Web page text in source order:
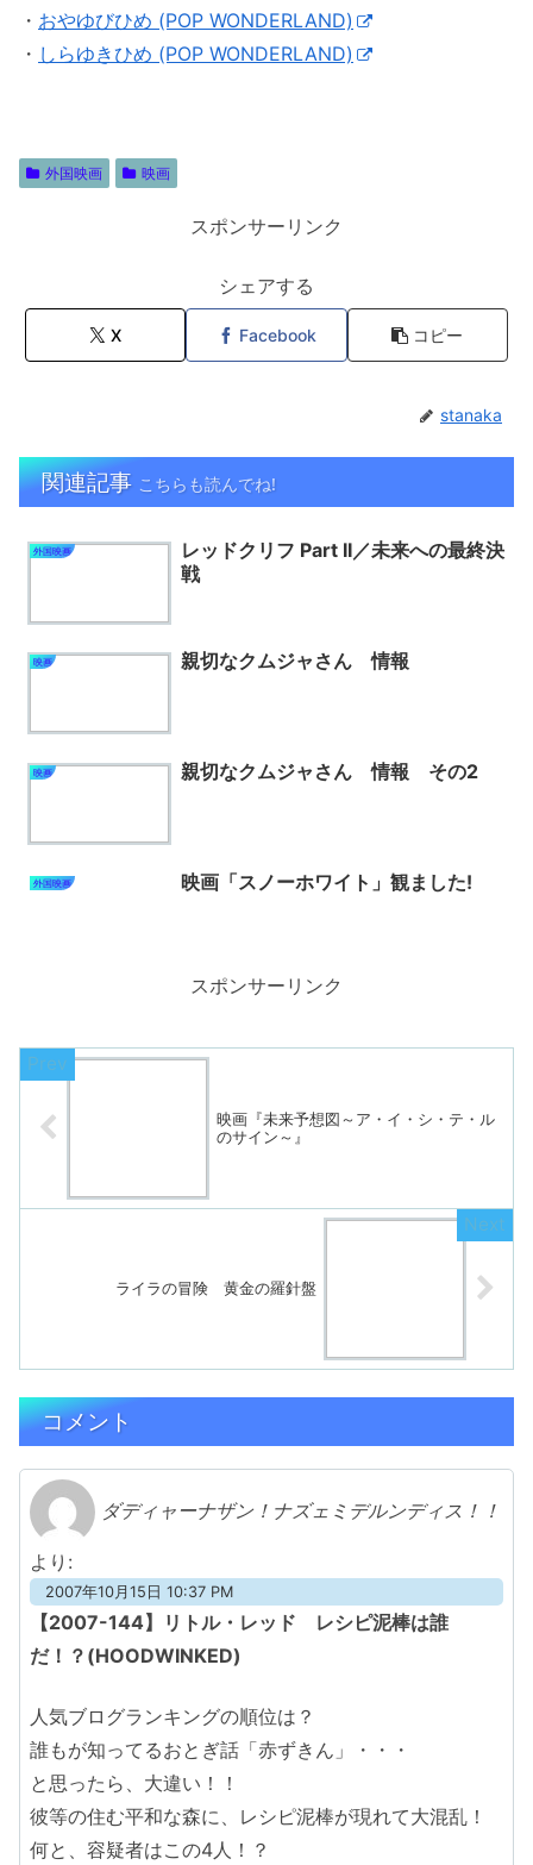
・ おやゆびひめ (POP WONDERLAND)
・ しらゆきひめ (POP WONDERLAND)
外国映画 映画
スポンサーリンク
シェアする
X Facebook コピー
stanaka
関連記事 こちらも読んでね!
外国映画
レッドクリフ Part II／未来への最終決
戦
映画 親切なクムジャさん 情報
映画 親切なクムジャさん 情報 その2
外国映画 映画「スノーホワイト」観ました!
スポンサーリンク
映画『未来予想図～ア・イ・シ・テ・ル
のサイン～』
ライラの冒険 黄金の羅針盤
コメント
ダディャーナザン！ナズェミデルンディス！！
より:
2007年10月15日 10:37 PM
【2007-144】リトル・レッド レシピ泥棒は誰
だ！？(HOODWINKED)
人気ブログランキングの順位は？
誰もが知ってるおとぎ話「赤ずきん」・・・
と思ったら、大違い！！
彼等の住む平和な森に、レシピ泥棒が現れて大混乱！
何と、容疑者はこの4人！？